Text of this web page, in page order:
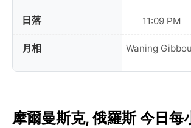
日落
月相
11:09 PM
Waning
摩爾曼斯克, 俄羅斯 今日